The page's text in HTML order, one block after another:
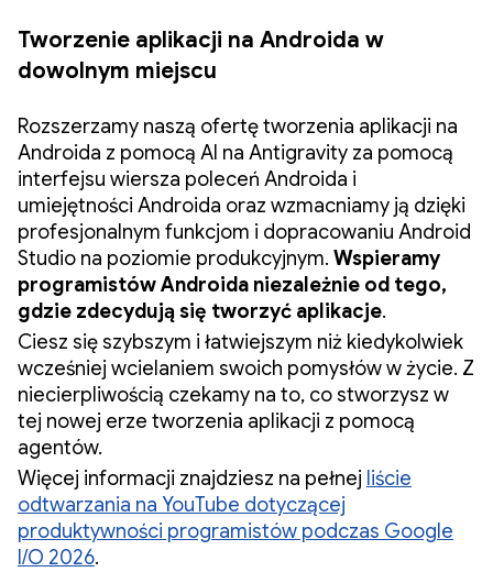
Tworzenie aplikacji na Androida w
dowolnym miejscu
Rozszerzamy naszą ofertę tworzenia aplikacji na
Androida z pomocą AI na Antigravity za pomocą
interfejsu wiersza poleceń Androida i
umiejętności Androida oraz wzmacniamy ją dzięki
profesjonalnym funkcjom i dopracowaniu Android
Studio na poziomie produkcyjnym. Wspieramy
programistów Androida niezależnie od tego,
gdzie zdecydują się tworzyć aplikacje.
Ciesz się szybszym i łatwiejszym niż kiedykolwiek
wcześniej wcielaniem swoich pomysłów w życie. Z
niecierpliwością czekamy na to, co stworzysz w
tej nowej erze tworzenia aplikacji z pomocą
agentów.
Więcej informacji znajdziesz na pełnej liście
odtwarzania na YouTube dotyczącej
produktywności programistów podczas Google
I/O 2026.